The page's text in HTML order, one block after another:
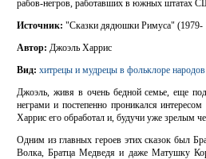
рабов-негров, работавших в южных штатах
Источник: "Сказки дядюшки Римуса" (1979-
Автор: Джоэль Харрис
Вид: хитрецы и мудрецы в фольклоре
Джоэль, живя в очень бедной семье, еще
неграми и постепенно проникался
Харрис его обработал и, будучи уже зрелым
Одним из главных героев этих сказок был
Волка, Братца Медведя и даже Матушку